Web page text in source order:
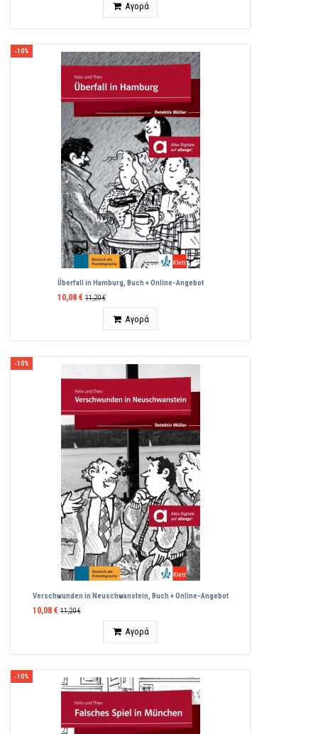
Αγορά
-10%
Überfall in Hamburg, Buch + Online-Angebot
10,08 € 11,20 €
Αγορά
-10%
Verschwunden in Neuschwanstein, Buch + Online-Angebot
10,08 € 11,20 €
Ποσότητα
Αγορά
-10%